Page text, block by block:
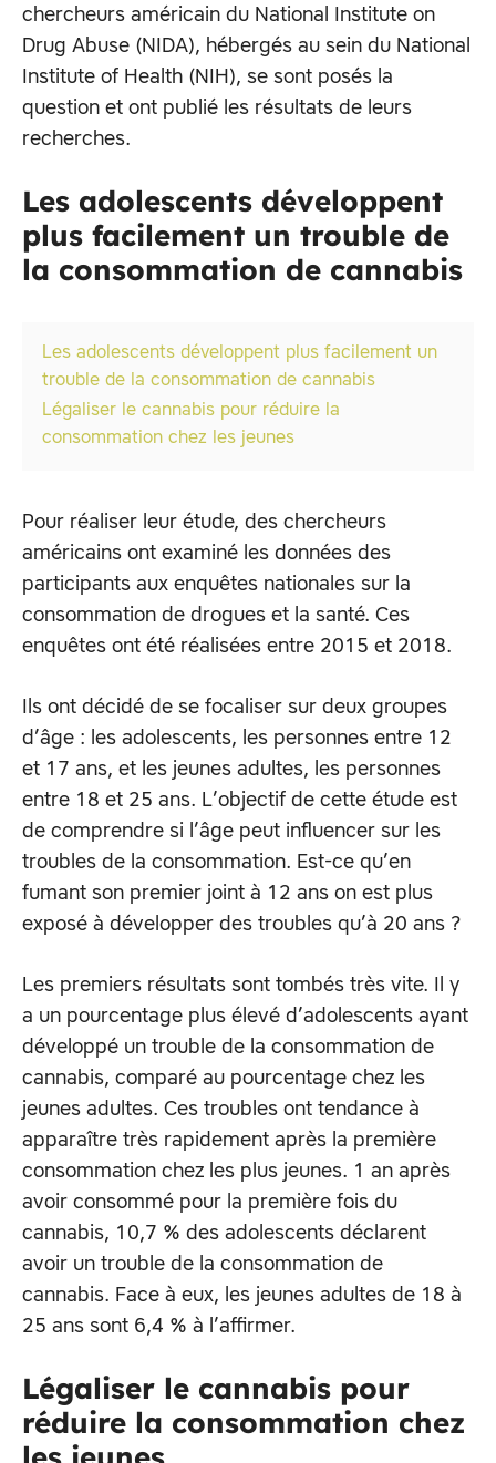
chercheurs américain du National Institute on
Drug Abuse (NIDA), hébergés au sein du National
Institute of Health (NIH), se sont posés la
question et ont publié les résultats de leurs
recherches.
Les adolescents développent
plus facilement un trouble de
la consommation de cannabis
Les adolescents développent plus facilement un
trouble de la consommation de cannabis
Légaliser le cannabis pour réduire la
consommation chez les jeunes
Pour réaliser leur étude, des chercheurs
américains ont examiné les données des
participants aux enquêtes nationales sur la
consommation de drogues et la santé. Ces
enquêtes ont été réalisées entre 2015 et 2018.
Ils ont décidé de se focaliser sur deux groupes
d’âge : les adolescents, les personnes entre 12
et 17 ans, et les jeunes adultes, les personnes
entre 18 et 25 ans. L’objectif de cette étude est
de comprendre si l’âge peut influencer sur les
troubles de la consommation. Est-ce qu’en
fumant son premier joint à 12 ans on est plus
exposé à développer des troubles qu’à 20 ans ?
Les premiers résultats sont tombés très vite. Il y
a un pourcentage plus élevé d’adolescents ayant
développé un trouble de la consommation de
cannabis, comparé au pourcentage chez les
jeunes adultes. Ces troubles ont tendance à
apparaître très rapidement après la première
consommation chez les plus jeunes. 1 an après
avoir consommé pour la première fois du
cannabis, 10,7 % des adolescents déclarent
avoir un trouble de la consommation de
cannabis. Face à eux, les jeunes adultes de 18 à
25 ans sont 6,4 % à l’affirmer.
Légaliser le cannabis pour
réduire la consommation chez